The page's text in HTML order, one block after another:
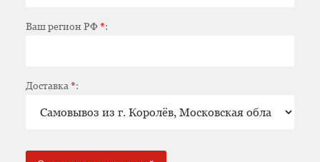
Ваш регион РФ*:
Доставка *: